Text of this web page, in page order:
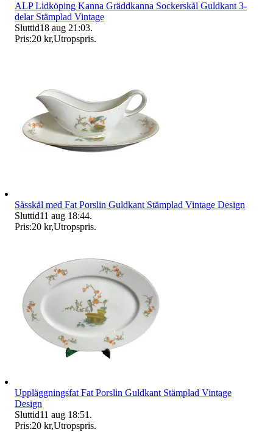
ALP Lidköping Kanna Gräddkanna Sockerskål Guldkant 3-
delar Stämplad Vintage
Sluttid18 aug 21:03.
Pris:20 kr,Utropspris.
Såsskål med Fat Porslin Guldkant Stämplad Vintage Design
Sluttid11 aug 18:44.
Pris:20 kr,Utropspris.
Uppläggningsfat Fat Porslin Guldkant Stämplad Vintage
Design
Sluttid11 aug 18:51 .
Pris:20 kr,Utropspris.